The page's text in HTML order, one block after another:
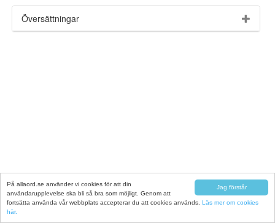
Jag förstår
På allaord.se använder vi cookies för att din
användarupplevelse ska bli så bra som möjligt. Genom att
fortsätta använda vår webbplats accepterar du att cookies används. Läs mer om cookies
här.
Översättningar